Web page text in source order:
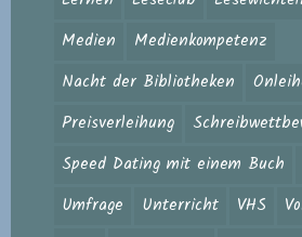
Medien
Medienkompetenz
Nacht der Bibliotheken
Preisverleihung
Speed Dating mit einem Buch
Umfrage
Unterricht VHS